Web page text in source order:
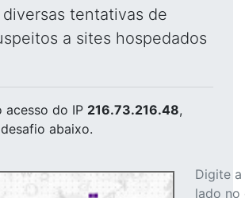
tentativas de
a sites hospedados
acesso do IP 216.73.216.48,
abaixo.
Digite
lado no